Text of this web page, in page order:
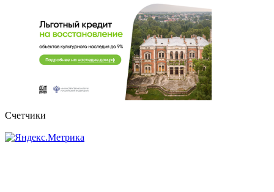
Счетчики